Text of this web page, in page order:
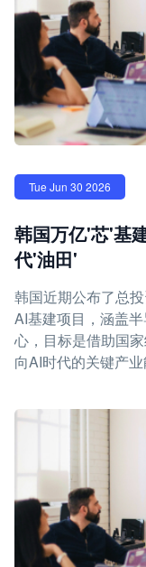
Tue Jun 30 2026
韩国万亿'芯'基
代'油田'
韩国近期公布了总
AI基建项目，涵盖
心，目标是借助国
向AI时代的关键产业